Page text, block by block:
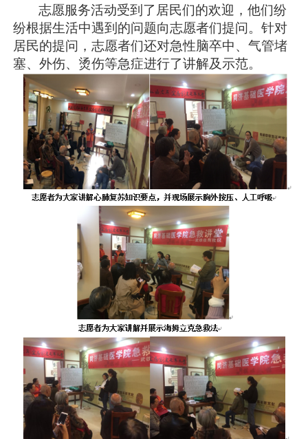
志愿服务活动受到了居民们的欢迎，他们纷
纷根据生活中遇到的问题向志愿者们提问。针对
居民的提问，志愿者们还对急性脑卒中、气管堵
塞、外伤、烫伤等急症进行了讲解及示范。